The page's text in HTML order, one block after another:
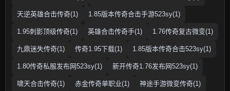
天逆英雄合击传奇(1) 1.85版本传奇合击手游523sy(1)
1.95刺影顶级传奇(1) 英雄合击传奇手(1) 1.76传奇复古微变(1)
九鼎迷失传奇(1) 传奇1.95下载(1) 1.85版本传奇合击523sy(1)
1.80传奇私服发布网523sy(1) 新开传奇1.76发布网523sy(1)
啸天合击传奇(1) 赤金传奇单职业(1) 神途手游微变传奇(1)